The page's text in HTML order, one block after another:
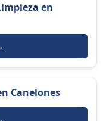
en
Canelones